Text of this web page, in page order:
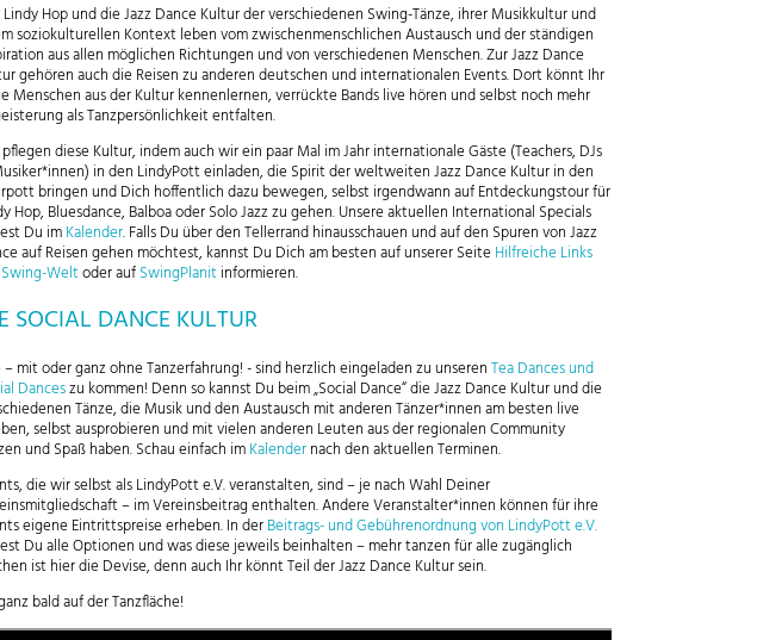
Lindy Hop und die Jazz Dance Kultur der verschiedenen Swing-Tänze, ihrer Musikkultur und
soziokulturellen Kontext leben vom zwischenmenschlichen Austausch und der ständigen
aus allen möglichen Richtungen und von verschiedenen Menschen. Zur Jazz Dance
gehören auch die Reisen zu anderen deutschen und internationalen Events. Dort könnt Ihr
Menschen aus der Kultur kennenlernen, verrückte Bands live hören und selbst noch mehr
als Tanzpersönlichkeit entfalten.
diese Kultur, indem auch wir ein paar Mal im Jahr internationale Gäste (Teachers, DJs
in den LindyPott einladen, die Spirit der weltweiten Jazz Dance Kultur in den
bringen und Dich hoffentlich dazu bewegen, selbst irgendwann auf Entdeckungstour für
Hop, Bluesdance, Balboa oder Solo Jazz zu gehen. Unsere aktuellen International Specials
Du imKalender. Falls Du über den Tellerrand hinausschauen und auf den Spuren von Jazz
auf Reisen gehen möchtest, kannst Du Dich am besten auf unserer Seite Hilfreiche Links
Weltoder aufSwingPlanitinformieren.
SOCIAL DANCE KULTUR
mit oder ganz ohne Tanzerfahrung! - sind herzlich eingeladen zu unserenTea Dances und
Danceszu kommen! Denn so kannst Du beim „Social Dance“ die Jazz Dance Kultur und die
Tänze, die Musik und den Austausch mit anderen Tänzer*innen am besten live
selbst ausprobieren und mit vielen anderen Leuten aus der regionalen Community
und Spaß haben. Schau einfach imKalendernach den aktuellen Terminen.
die wir selbst als LindyPott e.V. veranstalten, sind – je nach Wahl Deiner
– im Vereinsbeitrag enthalten. Andere Veranstalter*innen können für ihre
eigene Eintrittspreise erheben. In derBeitrags- und Gebührenordnung von LindyPott e.V.
Du alle Optionen und was diese jeweils beinhalten – mehr tanzen für alle zugänglich
ist hier die Devise, denn auch Ihr könnt Teil der Jazz Dance Kultur sein.
bald auf der Tanzfläche!